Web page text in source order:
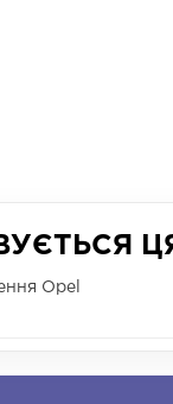
Opel